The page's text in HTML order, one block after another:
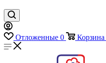
Отложенные 0 Корзина